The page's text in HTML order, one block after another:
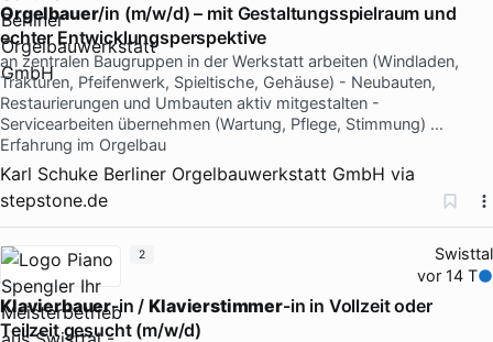
Orgelbauer/in (m/w/d) – mit Gestaltungsspielraum und
echter Entwicklungsperspektive
an zentralen Baugruppen in der Werkstatt arbeiten (Windladen,
Trakturen, Pfeifenwerk, Spieltische, Gehäuse) - Neubauten,
Restaurierungen und Umbauten aktiv mitgestalten -
Servicearbeiten übernehmen (Wartung, Pflege, Stimmung) …
Erfahrung im Orgelbau
Karl Schuke Berliner Orgelbauwerkstatt GmbH via
stepstone.de
Swisttal
vor 14 T
Klavierbauer-in /Klavierstimmer-in in Vollzeit oder
Teilzeit gesucht (m/w/d)
2